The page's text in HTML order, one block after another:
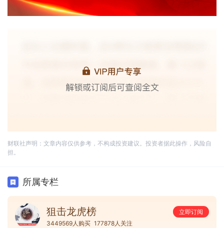
财联社声明：文章内容仅供参考，不构成投资建议。投资者据此操作，风险自
担。
所属专栏
狙击龙虎榜
立即订阅
3449569人购买 177878人关注